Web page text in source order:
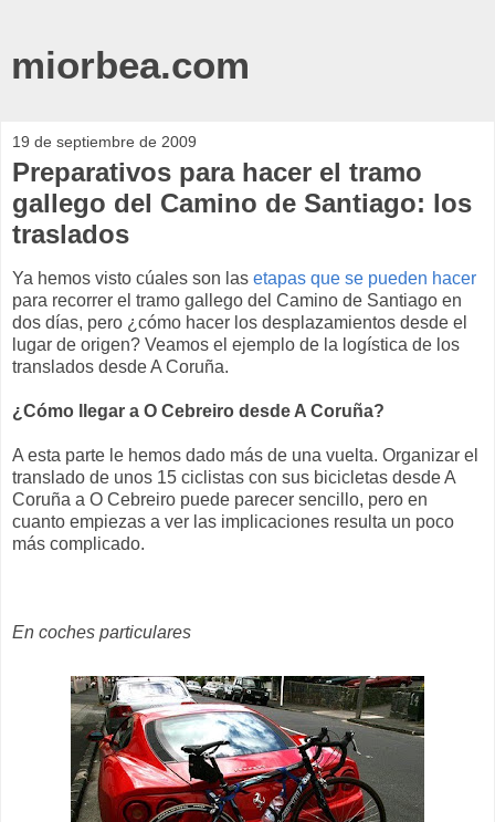
miorbea.com
19 de septiembre de 2009
Preparativos para hacer el tramo
gallego del Camino de Santiago: los
traslados
Ya hemos visto cúales son las etapas que se pueden hacer
para recorrer el tramo gallego del Camino de Santiago en
dos días, pero ¿cómo hacer los desplazamientos desde el
lugar de origen? Veamos el ejemplo de la logística de los
translados desde A Coruña.
¿Cómo llegar a O Cebreiro desde A Coruña?
A esta parte le hemos dado más de una vuelta. Organizar el
translado de unos 15 ciclistas con sus bicicletas desde A
Coruña a O Cebreiro puede parecer sencillo, pero en
cuanto empiezas a ver las implicaciones resulta un poco
más complicado.
En coches particulares